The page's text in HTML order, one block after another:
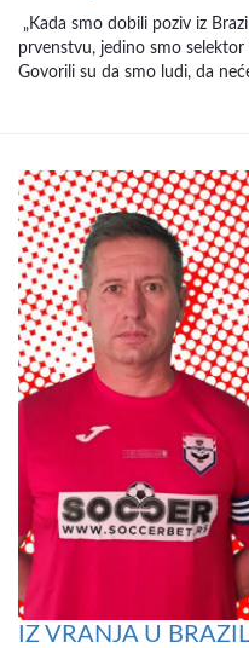
„Kada smo dobili poziv iz
prvenstvu, jedino smo
Govorili su da smo ludi, da
IZ VRANJA U